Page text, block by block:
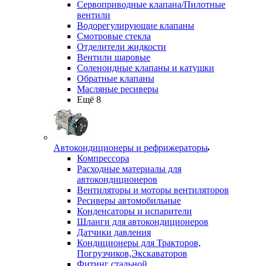
Сервоприводные клапана/Пилотные
вентили
Водорегулирующие клапаны
Смотровые стекла
Отделители жидкости
Вентили шаровые
Соленоидные клапаны и катушки
Обратные клапаны
Масляные ресиверы
Ещё 8
Автокондиционеры и рефрижераторы
Компрессора
Расходные материалы для
автокондиционеров
Вентиляторы и моторы вентиляторов
Ресиверы автомобильные
Конденсаторы и испарители
Шланги для автокондиционеров
Датчики давления
Кондиционеры для Тракторов,
Погрузчиков,Экскаваторов
Фитинг стальной